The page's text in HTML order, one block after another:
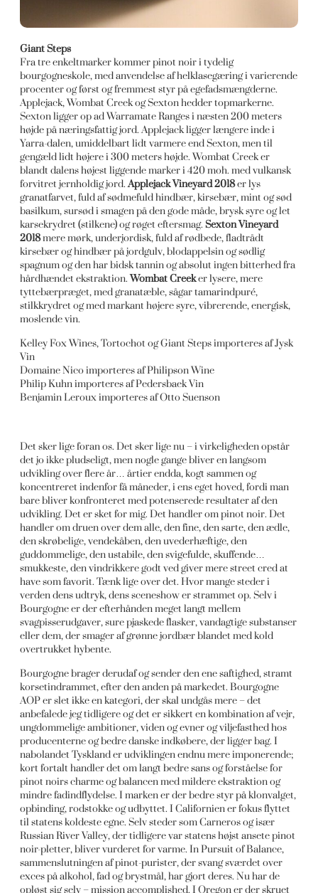
Giant Steps
Fra tre enkeltmarker kommer pinot noir i tydelig
bourgogneskole, med anvendelse af helklasegæring i varierende
procenter og først og fremmest styr på egefadsmængderne.
Applejack, Wombat Creek og Sexton hedder topmarkerne.
Sexton ligger op ad Warramate Ranges i næsten 200 meters
højde på næringsfattig jord. Applejack ligger længere inde i
Yarra-dalen, umiddelbart lidt varmere end Sexton, men til
gengæld lidt højere i 300 meters højde. Wombat Creek er
blandt dalens højest liggende marker i 420 moh. med vulkansk
forvitret jernholdig jord.Applejack Vineyard 2018er lys
granatfarvet, fuld af sødmefuld hindbær, kirsebær, mint og sød
basilkum, sursød i smagen på den gode måde, brysk syre og let
karsekrydret (stilkene) og røget eftersmag.Sexton Vineyard
2018mere mørk, underjordisk, fuld af rødbede, fladtrådt
kirsebær og hindbær på jordgulv, blodappelsin og sødlig
spagnum og den har bidsk tannin og absolut ingen bitterhed fra
hårdhændet ekstraktion.Wombat Creeker lysere, mere
tyttebærpræget, med granatæble, sågar tamarindpuré,
stilkkrydret og med markant højere syre, vibrerende, energisk,
moslende vin.
Kelley Fox Wines, Tortochot og Giant Steps importeres af Jysk
Vin
Domaine Nico importeres af Philipson Wine
Philip Kuhn importeres af Pedersbaek Vin
Benjamin Leroux importeres af Otto Suenson
Det sker lige foran os. Det sker lige nu – i virkeligheden opstår
det jo ikke pludseligt, men nogle gange bliver en langsom
udvikling over flere år… årtier endda, kogt sammen og
koncentreret indenfor få måneder, i ens eget hoved, fordi man
bare bliver konfronteret med potenserede resultater af den
udvikling. Det er sket for mig. Det handler om pinot noir. Det
handler om druen over dem alle, den fine, den sarte, den ædle,
den skrøbelige, vendekåben, den uvederhæftige, den
guddommelige, den ustabile, den svigefulde, skuffende…
smukkeste, den vindrikkere godt ved giver mere street cred at
have som favorit. Tænk lige over det. Hvor mange steder i
verden dens udtryk, dens sceneshow er strammet op. Selv i
Bourgogne er der efterhånden meget langt mellem
svagpisserudgaver, sure pjaskede flasker, vandagtige substanser
eller dem, der smager af grønne jordbær blandet med kold
overtrukket hybente.
Bourgogne brager derudaf og sender den ene saftighed, stramt
korsetindrammet, efter den anden på markedet. Bourgogne
AOP er slet ikke en kategori, der skal undgås mere – det
anbefalede jeg tidligere og det er sikkert en kombination af vejr,
ungdommelige ambitioner, viden og evner og viljefasthed hos
producenterne og bedre danske indkøbere, der ligger bag. I
nabolandet Tyskland er udviklingen endnu mere imponerende;
kort fortalt handler det om langt bedre sans og forståelse for
pinot noirs charme og balancen med mildere ekstraktion og
mindre fadindflydelse. I marken er der bedre styr på klonvalget,
opbinding, rodstokke og udbyttet. I Californien er fokus flyttet
til statens koldeste egne. Selv steder som Carneros og især
Russian River Valley, der tidligere var statens højst ansete pinot
noir-pletter, bliver vurderet for varme. In Pursuit of Balance,
sammenslutningen af pinot-purister, der svang sværdet over
exces på alkohol, fad og brystmål, har gjort deres. Nu har de
opløst sig selv – mission accomplished. I Oregon er der skruet